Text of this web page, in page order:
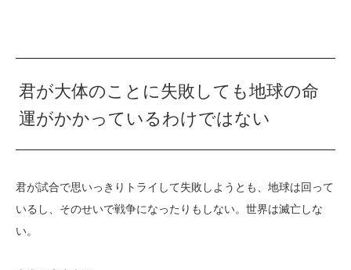
君が大体のことに失敗しても地球の命
運がかかっているわけではない
君が試合で思いっきりトライして失敗しようとも、地球は回って
いるし、そのせいで戦争になったりもしない。世界は滅亡しな
い。